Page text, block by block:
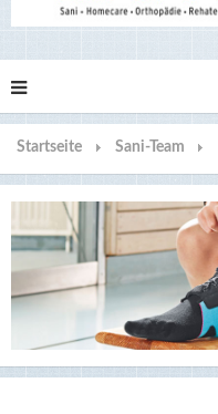
Startseite Sani-Team